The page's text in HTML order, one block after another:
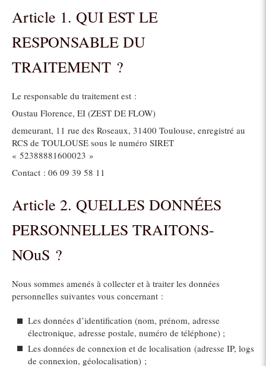
Article 1. QUI EST LE
RESPONSABLE DU
TRAITEMENT ?
Le responsable du traitement est :
Oustau Florence, EI (ZEST DE FLOW)
demeurant, 11 rue des Roseaux, 31400 Toulouse, enregistré au
RCS de TOULOUSE sous le numéro SIRET
« 52388881600023 »
Contact : 06 09 39 58 11
Article 2. QUELLES DONNÉES
PERSONNELLES TRAITONS-
NOuS ?
Nous sommes amenés à collecter et à traiter les données
personnelles suivantes vous concernant :
Les données d’identification (nom, prénom, adresse
électronique, adresse postale, numéro de téléphone) ;
Les données de connexion et de localisation (adresse IP, logs
de connexion, géolocalisation) ;